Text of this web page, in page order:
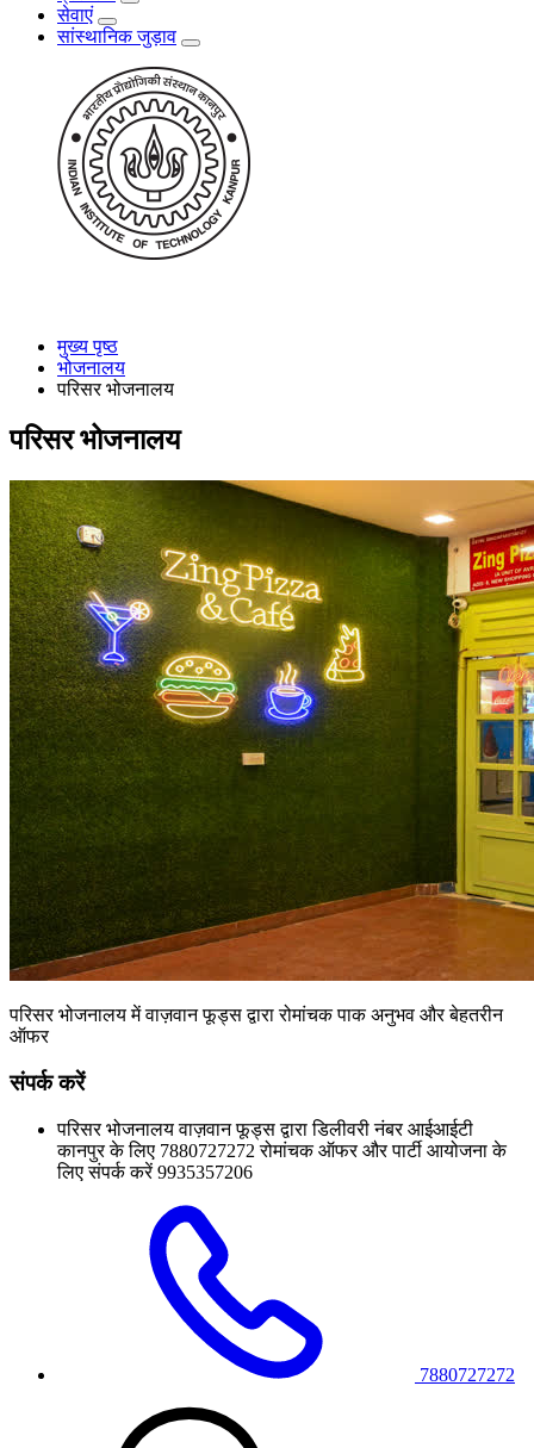
सेवाएं
सांस्थानिक जुड़ाव
मुख्य पृष्ठ
भोजनालय
परिसर भोजनालय
परिसर भोजनालय
परिसर भोजनालय में वाज़वान फूड्स द्वारा रोमांचक पाक अनुभव और बेहतरीन
ऑफर
संपर्क करें
परिसर भोजनालय वाज़वान फूड्स द्वारा डिलीवरी नंबर आईआईटी
कानपुर के लिए 7880727272 रोमांचक ऑफर और पार्टी आयोजना के
लिए संपर्क करें 9935357206
7880727272